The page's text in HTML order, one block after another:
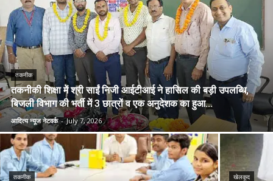
तकनीक
तकनीकी शिक्षा में श्री साईं निजी आईटीआई ने हासिल की बड़ी उपलब्धि,
बिजली विभाग की भर्ती में 3 छात्रों व एक अनुदेशक का हुआ...
आदित्य न्यूज नेटवर्क - July 7, 2026
तकनीक खेलकूद